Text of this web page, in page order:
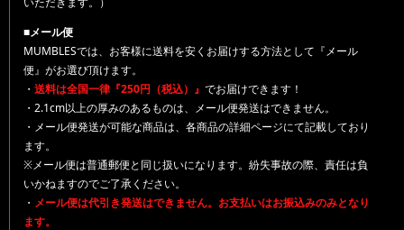
■メール便
MUMBLESでは、お客様に送料を安くお届けする方法として『メール
便』がお選び頂けます。
・ 送料は全国一律『250円（税込）』 でお届けできます！
・2.1cm以上の厚みのあるものは、メール便発送はできません。
・メール便発送が可能な商品は、各商品の詳細ページにて記載しており
ます。
※メール便は普通郵便と同じ扱いになります。紛失事故の際、責任は負
いかねますのでご了承ください。
・ メール便は代引き発送はできません。お支払いはお振込みのみとなり
ます。